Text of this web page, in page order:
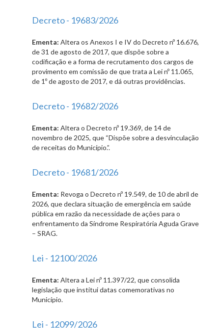
Decreto - 19683/2026
Ementa: Altera os Anexos I e IV do Decreto nº 16.676,
de 31 de agosto de 2017, que dispõe sobre a
codificação e a forma de recrutamento dos cargos de
provimento em comissão de que trata a Lei nº 11.065,
de 1º de agosto de 2017, e dá outras providências.
Decreto - 19682/2026
Ementa: Altera o Decreto nº 19.369, de 14 de
novembro de 2025, que “Dispõe sobre a desvinculação
de receitas do Município.”.
Decreto - 19681/2026
Ementa: Revoga o Decreto nº 19.549, de 10 de abril de
2026, que declara situação de emergência em saúde
pública em razão da necessidade de ações para o
enfrentamento da Síndrome Respiratória Aguda Grave
– SRAG.
Lei - 12100/2026
Ementa: Altera a Lei nº 11.397/22, que consolida
legislação que institui datas comemorativas no
Município.
Lei - 12099/2026